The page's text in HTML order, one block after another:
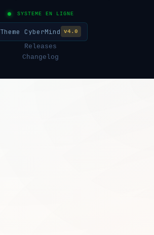
SYSTEME EN LIGNE
Theme CyberMind v4.0
Releases
Changelog